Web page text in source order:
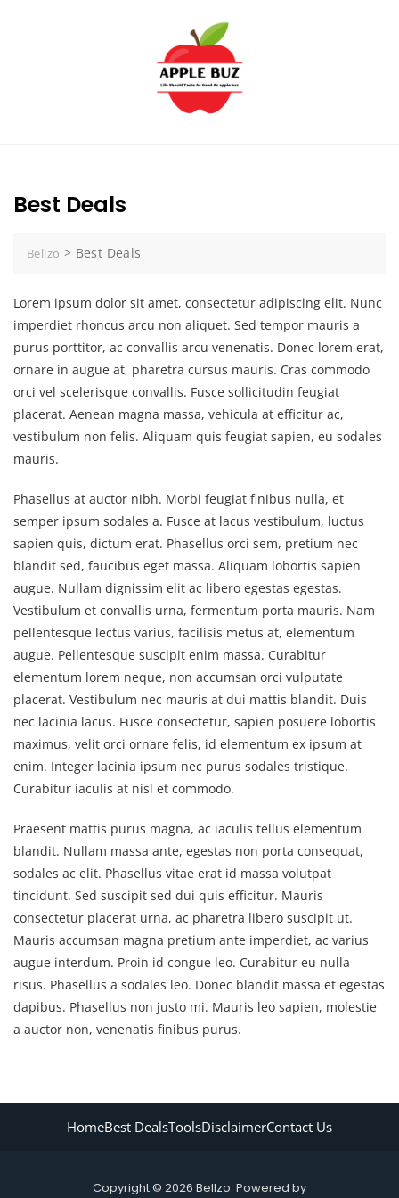
Best Deals
Bellzo > Best Deals
Lorem ipsum dolor sit amet, consectetur adipiscing elit. Nunc
imperdiet rhoncus arcu non aliquet. Sed tempor mauris a
purus porttitor, ac convallis arcu venenatis. Donec lorem erat,
ornare in augue at, pharetra cursus mauris. Cras commodo
orci vel scelerisque convallis. Fusce sollicitudin feugiat
placerat. Aenean magna massa, vehicula at efficitur ac,
vestibulum non felis. Aliquam quis feugiat sapien, eu sodales
mauris.
Phasellus at auctor nibh. Morbi feugiat finibus nulla, et
semper ipsum sodales a. Fusce at lacus vestibulum, luctus
sapien quis, dictum erat. Phasellus orci sem, pretium nec
blandit sed, faucibus eget massa. Aliquam lobortis sapien
augue. Nullam dignissim elit ac libero egestas egestas.
Vestibulum et convallis urna, fermentum porta mauris. Nam
pellentesque lectus varius, facilisis metus at, elementum
augue. Pellentesque suscipit enim massa. Curabitur
elementum lorem neque, non accumsan orci vulputate
placerat. Vestibulum nec mauris at dui mattis blandit. Duis
nec lacinia lacus. Fusce consectetur, sapien posuere lobortis
maximus, velit orci ornare felis, id elementum ex ipsum at
enim. Integer lacinia ipsum nec purus sodales tristique.
Curabitur iaculis at nisl et commodo.
Praesent mattis purus magna, ac iaculis tellus elementum
blandit. Nullam massa ante, egestas non porta consequat,
sodales ac elit. Phasellus vitae erat id massa volutpat
tincidunt. Sed suscipit sed dui quis efficitur. Mauris
consectetur placerat urna, ac pharetra libero suscipit ut.
Mauris accumsan magna pretium ante imperdiet, ac varius
augue interdum. Proin id congue leo. Curabitur eu nulla
risus. Phasellus a sodales leo. Donec blandit massa et egestas
dapibus. Phasellus non justo mi. Mauris leo sapien, molestie
a auctor non, venenatis finibus purus.
HomeBest DealsToolsDisclaimerContact Us
Copyright © 2026 Bellzo. Powered by